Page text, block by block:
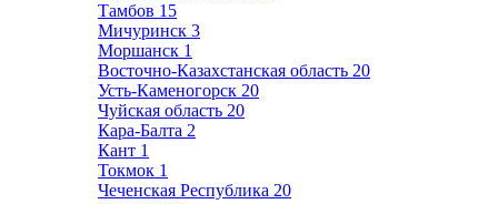
Тамбов 15
Мичуринск 3
Моршанск 1
Восточно-Казахстанская область 20
Усть-Каменогорск 20
Чуйская область 20
Кара-Балта 2
Кант 1
Токмок 1
Чеченская Республика 20